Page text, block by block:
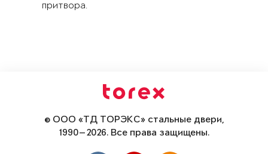
притвора.
© ООО «ТД ТОРЭКС» стальные двери,
1990—2026. Все права защищены.